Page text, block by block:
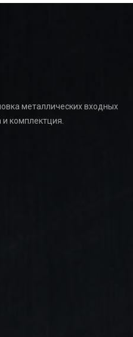
металлических входных
комплектция.